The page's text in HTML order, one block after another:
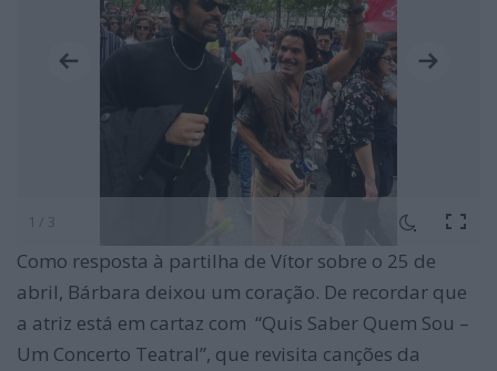
1 / 3
Como resposta à partilha de Vítor sobre o 25 de
abril, Bárbara deixou um coração. De recordar que
a atriz está em cartaz com “Quis Saber Quem Sou –
Um Concerto Teatral”, que revisita canções da